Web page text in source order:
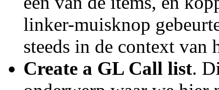
linker-muisknop
steeds in de context van
Create a GL Call list.